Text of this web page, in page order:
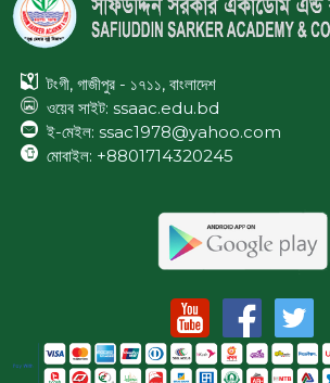
টংগী, গাজীপুর - ১৭১১, বাংলাদেশ
ওয়েব সাইট: ssaac.edu.bd
ই-মেইল: ssac1978@yahoo.com
মোবাইল: +8801714320245